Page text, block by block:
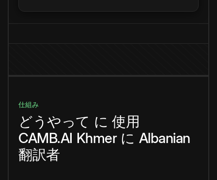
仕組み
どうやって に 使用
CAMB.AI Khmer に Albanian
翻訳者